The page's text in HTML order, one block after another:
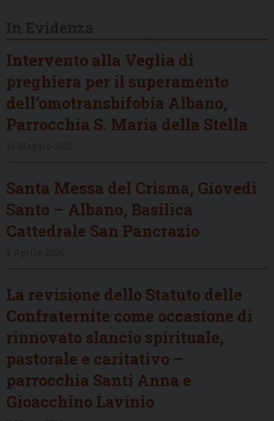
Intervento alla Veglia di
preghiera per il superamento
dell’omotransbifobia Albano,
Parrocchia S. Maria della Stella
Santa Messa del Crisma, Giovedì
Santo – Albano, Basilica
Cattedrale San Pancrazio
La revisione dello Statuto delle
Confraternite come occasione di
rinnovato slancio spirituale,
pastorale e caritativo –
parrocchia Santi Anna e
Gioacchino Lavinio